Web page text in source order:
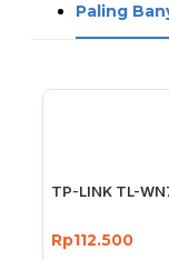
Paling
TP-LINK TL-
Rp112.500